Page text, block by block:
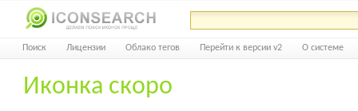
Поиск Лицензии Облако тегов Перейти к версии v2 О системе
Иконка скоро